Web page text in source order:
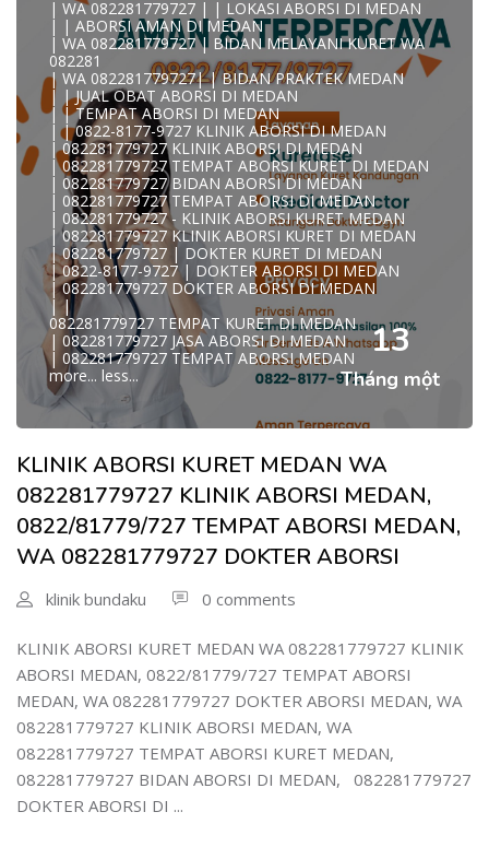
| WA 082281779727 | | LOKASI ABORSI DI MEDAN
| | ABORSI AMAN DI MEDAN
| WA 082281779727 | BIDAN MELAYANI KURET WA
082281
| WA 082281779727| | BIDAN PRAKTEK MEDAN
| | JUAL OBAT ABORSI DI MEDAN
| | TEMPAT ABORSI DI MEDAN
| | 0822-8177-9727 KLINIK ABORSI DI MEDAN
| 082281779727 KLINIK ABORSI DI MEDAN
| 082281779727 TEMPAT ABORSI KURET DI MEDAN
| 082281779727 BIDAN ABORSI DI MEDAN
| 082281779727 TEMPAT ABORSI DI MEDAN
| 082281779727 - KLINIK ABORSI KURET MEDAN
| 082281779727 KLINIK ABORSI KURET DI MEDAN
| 082281779727 | DOKTER KURET DI MEDAN
| 0822-8177-9727 | DOKTER ABORSI DI MEDAN
| 082281779727 DOKTER ABORSI DI MEDAN
| |
082281779727 TEMPAT KURET DI MEDAN
| 082281779727 JASA ABORSI DI MEDAN
| 082281779727 TEMPAT ABORSI MEDAN
more... less...
13
Tháng một
KLINIK ABORSI KURET MEDAN WA
082281779727 KLINIK ABORSI MEDAN,
0822/81779/727 TEMPAT ABORSI MEDAN,
WA 082281779727 DOKTER ABORSI
klinik bundaku 0 comments
KLINIK ABORSI KURET MEDAN WA 082281779727 KLINIK
ABORSI MEDAN, 0822/81779/727 TEMPAT ABORSI
MEDAN, WA 082281779727 DOKTER ABORSI MEDAN, WA
082281779727 KLINIK ABORSI MEDAN, WA
082281779727 TEMPAT ABORSI KURET MEDAN,
082281779727 BIDAN ABORSI DI MEDAN, 082281779727
DOKTER ABORSI DI ...
0822/81779/727 TEMPAT ABORSI MEDAN
WA 082281779727 DOKTER ABORSI MEDAN
WA 082281779727 KLINIK ABORSI MEDAN
WA 082281779727 TEMPAT ABORSI KURET MEDAN
082281779727 BIDAN ABORSI DI MEDAN
082281779727 DOKTER ABORSI DI MEDAN
WA 0822*81779*727 TEMPAT ABORSI MEDAN
WA 082281779727 DOKTER KURET DI MEDAN
WA 082281779727 TEMPAT KURET DI MEDAN
WA 082281779727 JASA ABORSI DI MEDAN
| WA 082-281-779-727 KURET AMAN WA 082281779727
TE
| WA 082-281-779-727 LOKASI ABORSI DI MEDAN
082-281-779-727 ABORSI AMAN DI MEDAN
| WA 082281779727 BIDAN MELAYANI KURET WA
08228177
WA 082281779727 BIDAN PRAKTEK MEDAN
| KLINIK ABORSI MEDAN
WA 082281779727 TEMPAT ABORSI DI MEDAN
| 082281779727 KLINIK ABORSI MEDAN
| WA 0822-8177-9727 DOKTER ABORSI DI MEDAN
| WA 082*2817797*27 BIDAN ABORSI DI MEDAN
| WA 0822*81779*727 KLINIK KURET DI MEDAN
WA 082281779727 KURET AMAN | WA 082281779727
KLINI
| WA 082/281779/727 KLINIK ABORSI KURET DI MEDAN
| WA 082281779727 DOKTER KURET DI MEDAN
WA 082281779727 DOKTER ABORSI DI MEDAN
| WA 08228*1779*727 TEMPAT KURET DI MEDAN
| WA )082281779727) JASA ABORSI DI MEDAN
| WA 0822#8177#9727 TEMPAT ABORSI MEDAN
| ABORSI AMAN DI MEDAN
| WA 082281779727 TEMPAT KURET MEDAN
0822817797
| WA 082281779727BIDAN PRAKTEK MEDAN
JUAL OBAT ABORSI DI MEDAN
| TEMPAT ABORSI DI MEDAN
| HTTPS://WA.ME/6282281779727 WA 082-281-779-727 K
| WA 082281779727 KLINIK ABORSI KURET DI MEDAN
| WA 082281779727 TEMPAT ABORSI DI MEDAN
| WA 082281779727 BIDAN ABORSI DI MEDAN
| WA 082281779727 TEMPAT ABORSI MEDAN
| 0822-8177-9727 DOKTER ABORSI DI MEDAN
| WA 082281779727 TEMPAT ABORSI KURET DI MEDAN